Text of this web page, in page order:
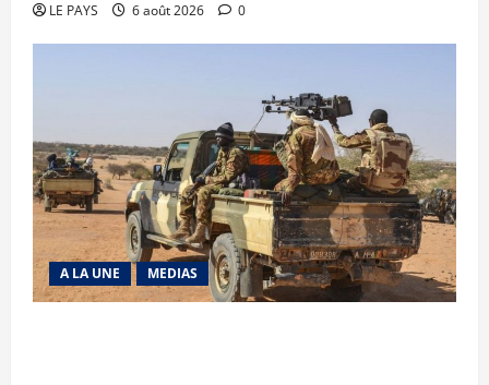
LE PAYS 6 août 2026 0
A LA UNE MEDIAS